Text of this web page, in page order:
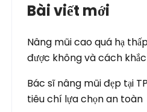
Bài viết mới
Nâng mũi cao quá hạ
được không và cách
Bác sĩ nâng mũi đẹp tại
tiêu chí lựa chọn an toàn